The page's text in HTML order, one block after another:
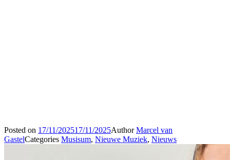
Posted on 17/11/202517/11/2025AuthorMarcel van
GastelCategories Musisum, Nieuwe Muziek, Nieuws